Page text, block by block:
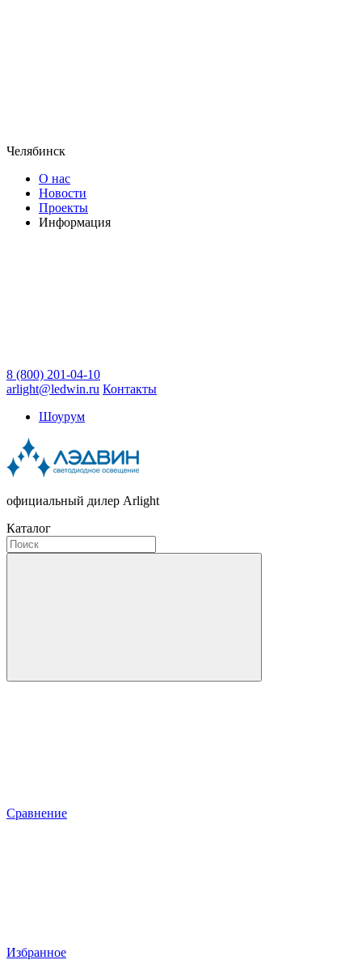
Челябинск
О нас
Новости
Проекты
Информация
8 (800) 201-04-10
arlight@ledwin.ru Контакты
Шоурум
официальный дилер Arlight
Каталог
Сравнение
Избранное